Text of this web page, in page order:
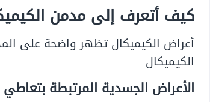
كيف أتعرف إلى مدمن
أعراض الكيميكال تظهر واضحة على
الكيميكال
الأعراض الجسدية المرتبطة بتعاطي